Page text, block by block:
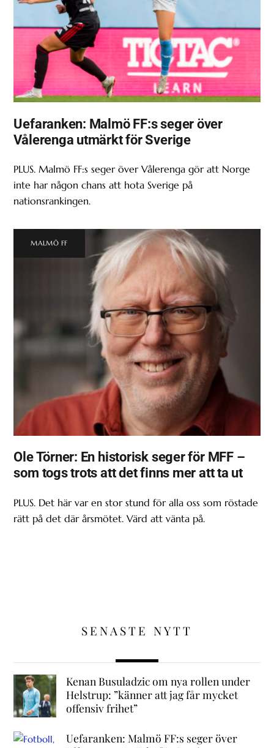
Uefaranken: Malmö FF:s seger över
Vålerenga utmärkt för Sverige
PLUS. Malmö FF:s seger över Vålerenga gör att Norge
inte har någon chans att hota Sverige på
nationsrankingen.
MALMÖ FF
Ole Törner: En historisk seger för MFF –
som togs trots att det finns mer att ta ut
PLUS. Det här var en stor stund för alla oss som röstade
rätt på det där årsmötet. Värd att vänta på.
SENASTE NYTT
Kenan Busuladzic om nya rollen under
Helstrup: ”känner att jag får mycket
offensiv frihet”
Uefaranken: Malmö FF:s seger över